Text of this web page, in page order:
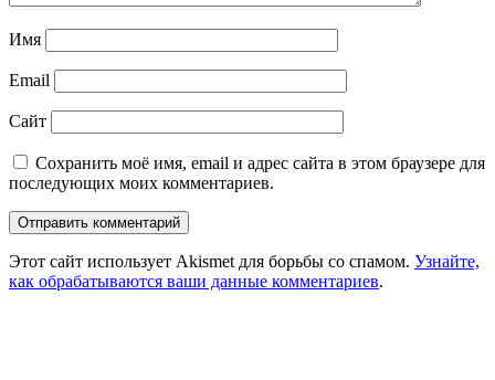
Имя
Email
Сайт
Сохранить моё имя, email и адрес сайта в этом браузере для
последующих моих комментариев.
Этот сайт использует Akismet для борьбы со спамом. Узнайте,
как обрабатываются ваши данные комментариев.